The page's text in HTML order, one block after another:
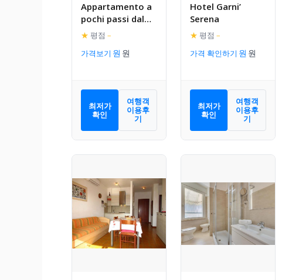
Appartamento a
pochi passi dal
mare
★ 평점 –
가격보기
최저가
확인
여행객
이용후
기
Hotel Garni’
Serena
★ 평점 –
가격 확인하기
최저가
확인
여행객
이용후
기